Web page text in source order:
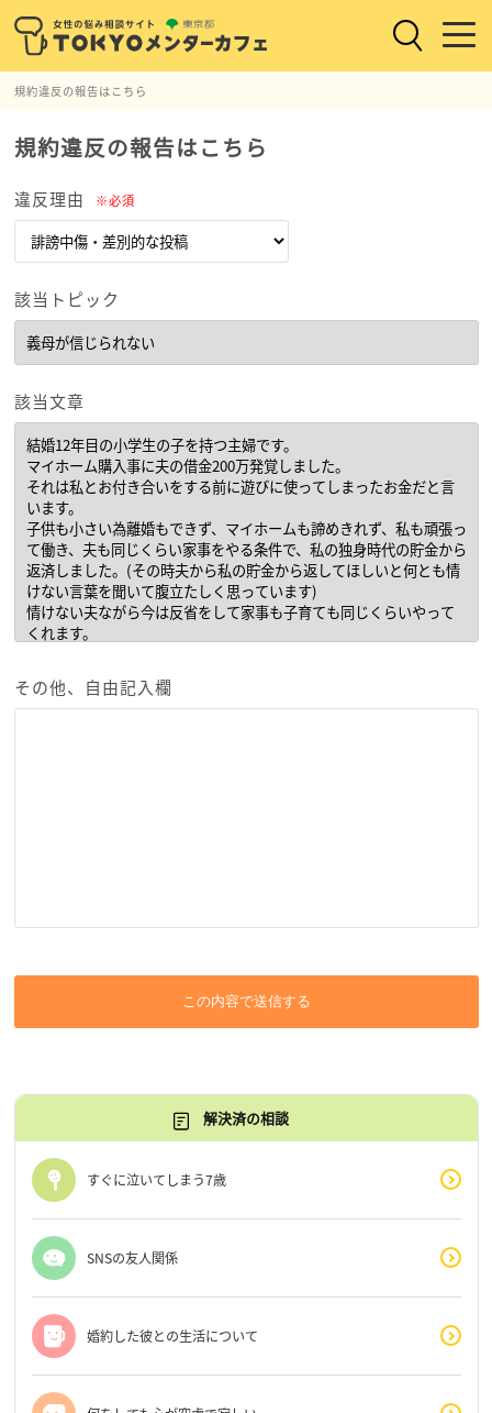
規約違反の報告はこちら
規約違反の報告はこちら
違反理由 ※必須
該当トピック
該当文章
その他、自由記入欄
この内容で送信する
解決済の相談
すぐに泣いてしまう7歳
SNSの友人関係
婚約した彼との生活について